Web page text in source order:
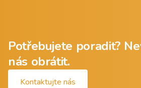
Potřebujete poradit?
nás obrátit.
Kontaktujte nás